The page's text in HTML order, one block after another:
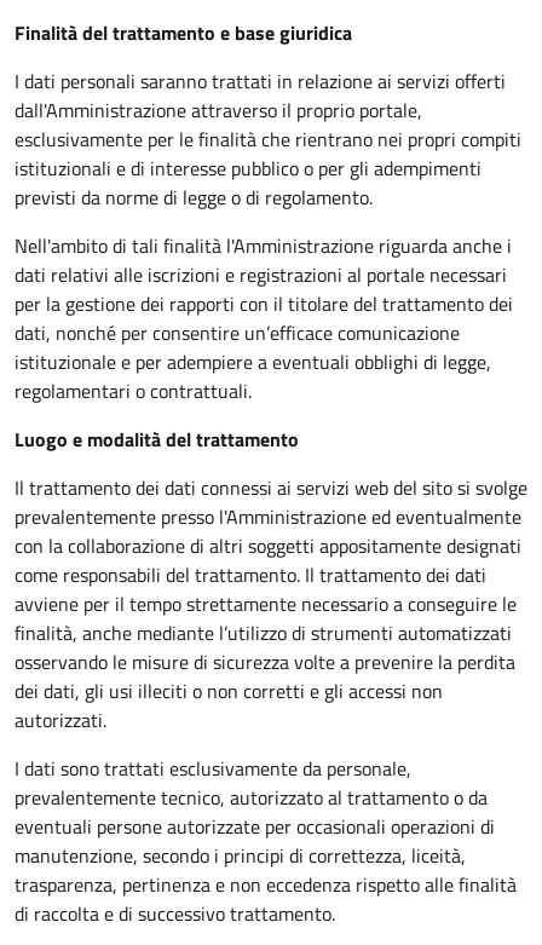
Finalità del trattamento e base giuridica
I dati personali saranno trattati in relazione ai servizi offerti
dall'Amministrazione attraverso il proprio portale,
esclusivamente per le finalità che rientrano nei propri compiti
istituzionali e di interesse pubblico o per gli adempimenti
previsti da norme di legge o di regolamento.
Nell'ambito di tali finalità l'Amministrazione riguarda anche i
dati relativi alle iscrizioni e registrazioni al portale necessari
per la gestione dei rapporti con il titolare del trattamento dei
dati, nonché per consentire un’efficace comunicazione
istituzionale e per adempiere a eventuali obblighi di legge,
regolamentari o contrattuali.
Luogo e modalità del trattamento
Il trattamento dei dati connessi ai servizi web del sito si svolge
prevalentemente presso l'Amministrazione ed eventualmente
con la collaborazione di altri soggetti appositamente designati
come responsabili del trattamento. Il trattamento dei dati
avviene per il tempo strettamente necessario a conseguire le
finalità, anche mediante l’utilizzo di strumenti automatizzati
osservando le misure di sicurezza volte a prevenire la perdita
dei dati, gli usi illeciti o non corretti e gli accessi non
autorizzati.
I dati sono trattati esclusivamente da personale,
prevalentemente tecnico, autorizzato al trattamento o da
eventuali persone autorizzate per occasionali operazioni di
manutenzione, secondo i principi di correttezza, liceità,
trasparenza, pertinenza e non eccedenza rispetto alle finalità
di raccolta e di successivo trattamento.